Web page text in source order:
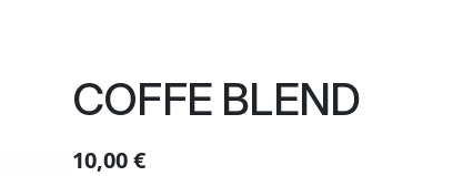
COFFE BLEND
10,00€